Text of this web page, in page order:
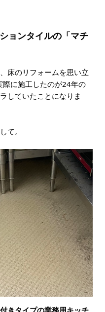
ョンタイルの「マチ
床のリフォームを思い立
に施工したのが24年の
していたことになりま
て。
きタイプの業務用キッチ